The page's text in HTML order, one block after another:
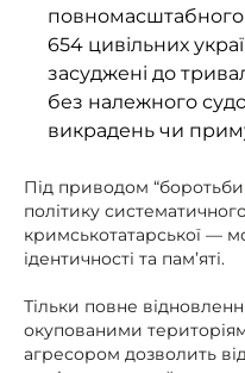
654 цивільних
засуджені до
без належного
викрадень чи
Під приводом “боротьби
політику
кримськотатарської —
ідентичності та пам’яті.
Тільки повне
окупованими
агресором дозволить